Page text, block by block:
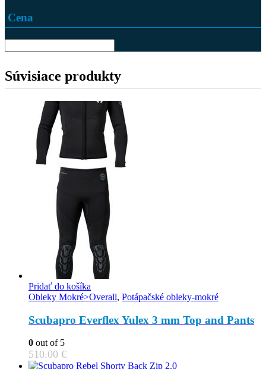
Cena
Súvisiace produkty
Pridať do košíka
Obleky Mokré>Overall, Potápačské obleky-mokré
Scubapro Everflex Yulex 3 mm Top and Pants
0 out of 5
510.00 €